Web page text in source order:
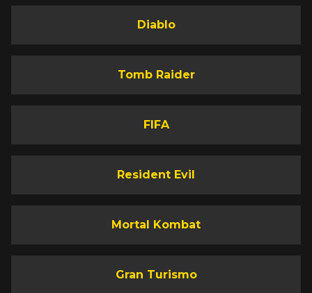
Diablo
Tomb Raider
FIFA
Resident Evil
Mortal Kombat
Gran Turismo